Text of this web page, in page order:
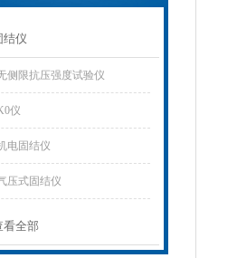
结仪
侧限抗压强度试验仪
仪
电固结仪
压式固结仪
看全部